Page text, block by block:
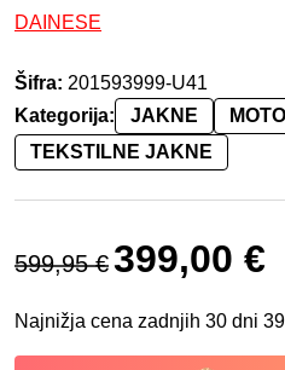
DAINESE
Šifra: 201593999-U41
Kategorija:
JAKNE
TEKSTILNE JAKNE
599,95€
Izvirna cena je bila:
399,00 €
Najnižja cena zadnjih 30 dni